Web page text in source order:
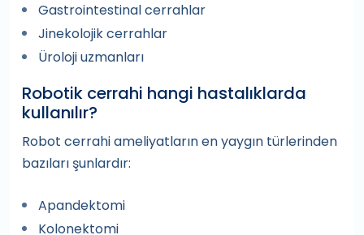
Gastrointestinal cerrahlar
Jinekolojik cerrahlar
Üroloji uzmanları
Robotik cerrahi hangi hastalıklarda
kullanılır?
Robot cerrahi ameliyatların en yaygın türlerinden
bazıları şunlardır:
Apandektomi
Kolonektomi